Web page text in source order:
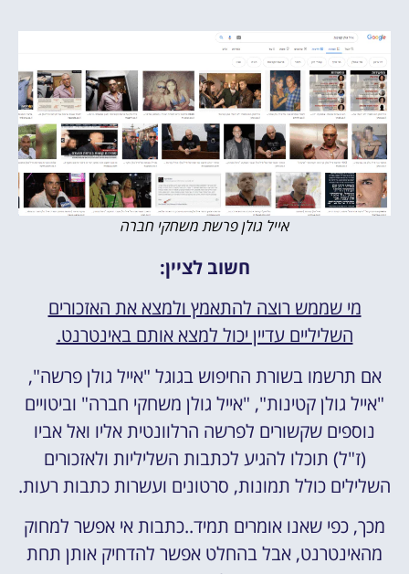
אייל גולן פרשת משחקי חברה
חשוב לציין:
מי שממש רוצה להתאמץ ולמצא את האזכורים
השליליים עדיין יכול למצא אותם באינטרנט.
אם תרשמו בשורת החיפוש בגוגל "אייל גולן פרשה",
"אייל גולן קטינות", "אייל גולן משחקי חברה" וביטויים
נוספים שקשורים לפרשה הרלוונטית אליו ואל אביו
(ז"ל) תוכלו להגיע לכתבות השליליות ולאזכורים
השלילים כולל תמונות, סרטונים ועשרות כתבות רעות.
מכך, כפי שאנו אומרים תמיד..כתבות אי אפשר למחוק
מהאינטרנט, אבל בהחלט אפשר להדחיק אותן תחת